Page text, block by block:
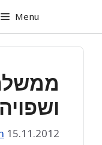
Menu
15.11.2012